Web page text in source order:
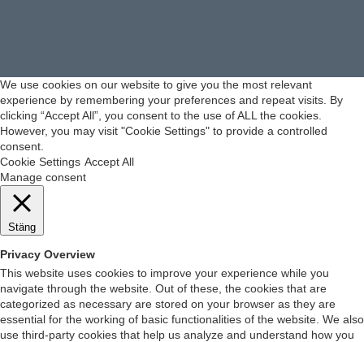
We use cookies on our website to give you the most relevant
experience by remembering your preferences and repeat visits. By
clicking “Accept All”, you consent to the use of ALL the cookies.
However, you may visit "Cookie Settings" to provide a controlled
consent.
Cookie Settings Accept All
Manage consent
Stäng
Privacy Overview
This website uses cookies to improve your experience while you
navigate through the website. Out of these, the cookies that are
categorized as necessary are stored on your browser as they are
essential for the working of basic functionalities of the website. We also
use third-party cookies that help us analyze and understand how you